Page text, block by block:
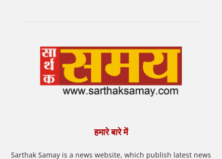
हमारे बारे में
Sarthak Samay is a news website, which publish latest news